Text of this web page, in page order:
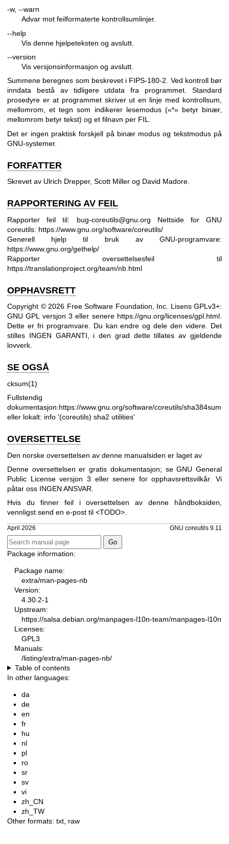
-w, --warn
Advar mot feilformaterte kontrollsumlinjer.
--help
Vis denne hjelpeteksten og avslutt.
--version
Vis versjonsinformasjon og avslutt.
Summene beregnes som beskrevet i FIPS-180-2. Ved kontroll bør
inndata bestå av tidligere utdata fra programmet. Standard
prosedyre er at programmet skriver ut en linje med kontrollsum,
mellomrom, et tegn som indikerer lesemodus («*» betyr binær,
mellomrom betyr tekst) og et filnavn per FIL.
Det er ingen praktisk forskjell på binær modus og tekstmodus på
GNU-systemer.
FORFATTER
Skrevet av Ulrich Drepper, Scott Miller og David Madore.
RAPPORTERING AV FEIL
Rapporter feil til: bug-coreutils@gnu.org Nettside for GNU
coreutils: https://www.gnu.org/software/coreutils/
Generell hjelp til bruk av GNU-programvare:
https://www.gnu.org/gethelp/
Rapporter oversettelsesfeil til
https://translationproject.org/team/nb.html
OPPHAVSRETT
Copyright © 2026 Free Software Foundation, Inc. Lisens GPLv3+:
GNU GPL versjon 3 eller senere https://gnu.org/licenses/gpl.html
Dette er fri programvare. Du kan endre og dele den videre. Det
stilles INGEN GARANTI, i den grad dette tillates av gjeldende
lovverk.
SE OGSÅ
cksum(1)
Fullstendig
dokumentasjon:https://www.gnu.org/software/coreutils/sha384sum
eller lokalt: info '(coreutils) sha2 utilities'
OVERSETTELSE
Den norske oversettelsen av denne manualsiden er laget av
Denne oversettelsen er gratis dokumentasjon; seGNU General
Public License versjon 3 eller senere for opphavsrettsvilkår. Vi
påtar oss INGEN ANSVAR.
Hvis du finner feil i oversettelsen av denne håndboksiden,
vennligst send en e-post til <TODO>.
April 2026 GNU coreutils 9.11
Package information:
Package name:
extra/man-pages-nb
Version:
4.30.2-1
Upstream:
https://salsa.debian.org/manpages-l10n-team/manpages-l10n
Licenses:
GPL3
Manuals:
/listing/extra/man-pages-nb/
Table of contents
In other languages:
da
de
en
fr
hu
nl
pl
ro
sr
sv
vi
zh_CN
zh_TW
Other formats: txt raw